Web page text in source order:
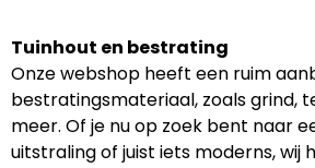
Tuinhout en bestrating
Onze webshop heeft een ruim
bestratingsmateriaal, zoals grind,
meer. Of je nu op zoek bent naar
uitstraling of juist iets moderns, wij